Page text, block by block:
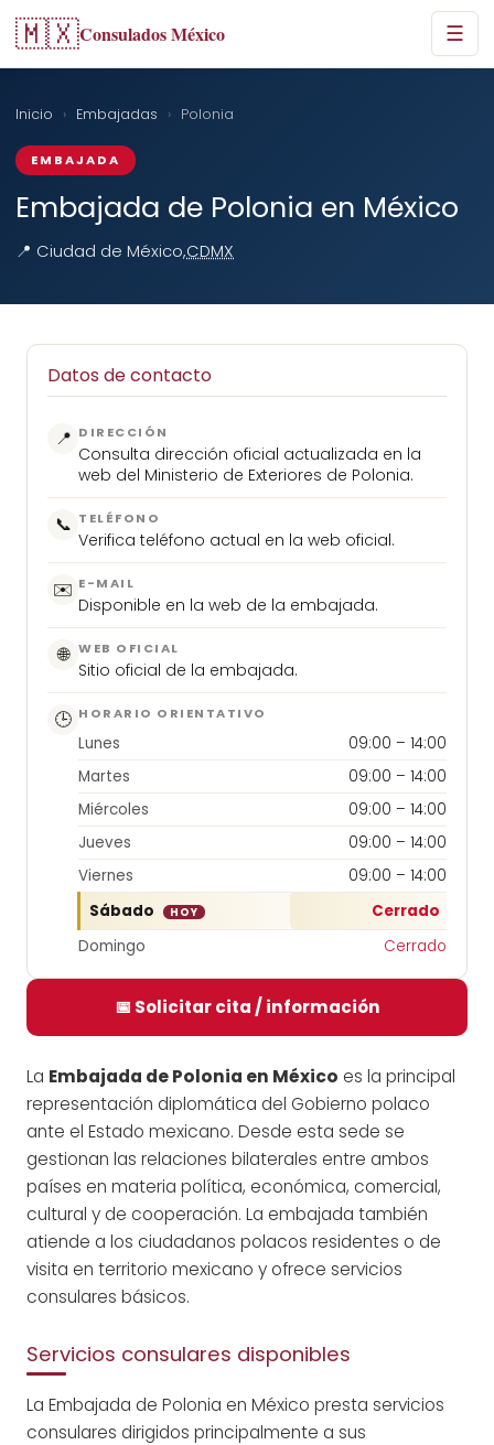
🇲🇽Consulados México ☰
Inicio › Embajadas › Polonia
EMBAJADA
Embajada de Polonia en México
📍 Ciudad de México,CDMX
La Embajada de Polonia en México es la principal
representación diplomática del Gobierno polaco
ante el Estado mexicano. Desde esta sede se
gestionan las relaciones bilaterales entre ambos
países en materia política, económica, comercial,
cultural y de cooperación. La embajada también
atiende a los ciudadanos polacos residentes o de
visita en territorio mexicano y ofrece servicios
consulares básicos.
Servicios consulares disponibles
La Embajada de Polonia en México presta servicios
consulares dirigidos principalmente a sus
Datos de contacto
📍 DIRECCIÓN
Consulta dirección oficial actualizada en la
web del Ministerio de Exteriores de Polonia.
📞 TELÉFONO
Verifica teléfono actual en la web oficial.
✉️ E-MAIL
Disponible en la web de la embajada.
🌐 WEB OFICIAL
Sitio oficial de la embajada.
🕒 HORARIO ORIENTATIVO
Lunes
09:00 – 14:00
Martes
09:00 – 14:00
Miércoles
09:00 – 14:00
Jueves
09:00 – 14:00
Viernes
09:00 – 14:00
Sábado
HOY
Cerrado
Domingo
Cerrado
📅 Solicitar cita / información